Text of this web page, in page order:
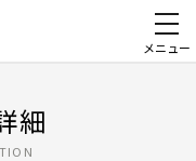
メニュー
細